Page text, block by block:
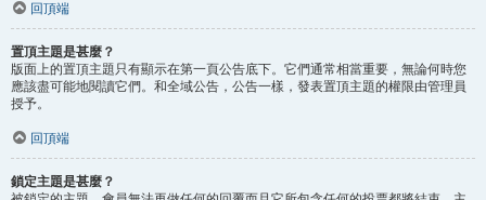
回頂端
置頂主題是甚麼？
版面上的置頂主題只有顯示在第一頁公告底下。它們通常相當重要，無論何時您
應該盡可能地閱讀它們。和全域公告，公告一樣，發表置頂主題的權限由管理員
授予。
回頂端
鎖定主題是甚麼？